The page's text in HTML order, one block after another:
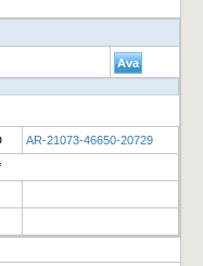
AR-21073-46650-20729